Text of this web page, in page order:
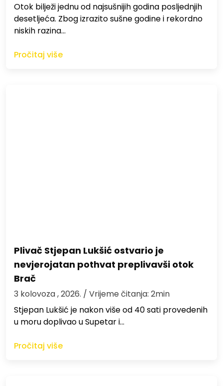
Otok bilježi jednu od najsušnijih godina posljednjih
desetljeća. Zbog izrazito sušne godine i rekordno
niskih razina…
Pročitaj više
Plivač Stjepan Lukšić ostvario je
nevjerojatan pothvat preplivavši otok
Brač
3 kolovoza , 2026. / Vrijeme čitanja: 2min
St​jepan Lukšić je nakon više od 40 sati provedenih
u moru doplivao u Supetar i…
Pročitaj više